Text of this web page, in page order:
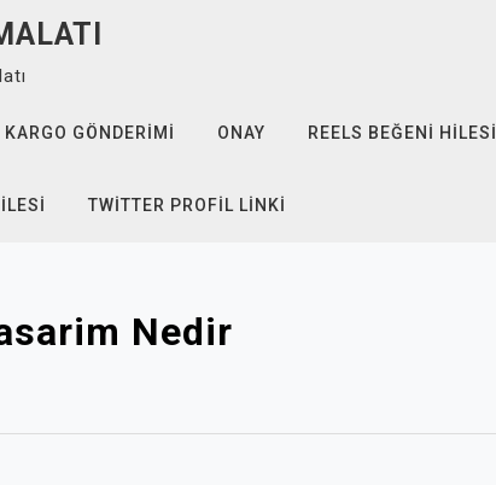
GÖNDERIMI ONAY REELS BEĞENI HILESI
TWITTER PROFIL LINKI
Nedir